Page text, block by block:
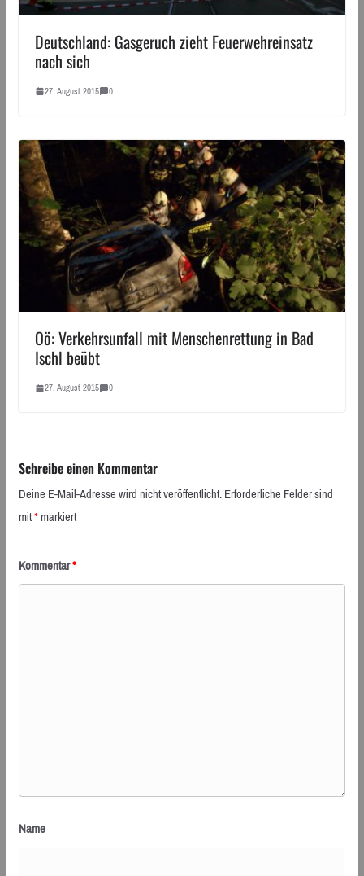
Deutschland: Gasgeruch zieht Feuerwehreinsatz
nach sich
27. August 2015 0
Oö: Verkehrsunfall mit Menschenrettung in Bad
Ischl beübt
27. August 2015 0
Schreibe einen Kommentar
Deine E-Mail-Adresse wird nicht veröffentlicht.Erforderliche Felder sind
mit*markiert
Kommentar*
Name